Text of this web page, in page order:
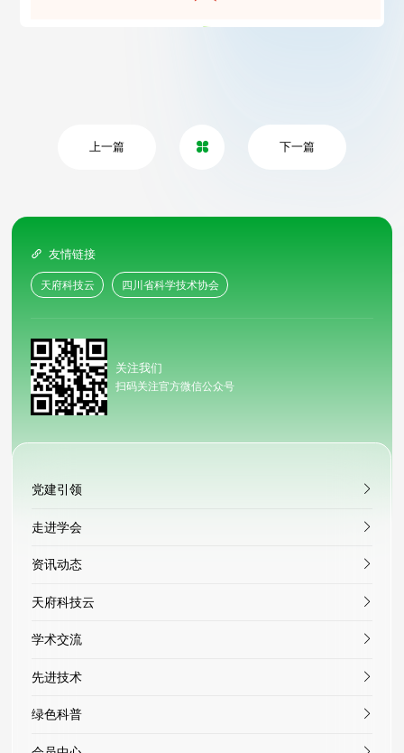
上一篇  下一篇
 友情链接
天府科技云 四川省科学技术协会
关注我们
扫码关注官方微信公众号
党建引领
走进学会
资讯动态
天府科技云
学术交流
先进技术
绿色科普